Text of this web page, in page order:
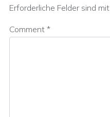
Erforderliche Felder sind mit
Comment *